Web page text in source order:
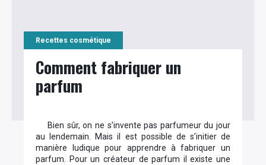
Recettes cosmétique
Comment fabriquer un
parfum
Bien sûr, on ne s’invente pas parfumeur du jour
au lendemain. Mais il est possible de s’initier de
manière ludique pour apprendre à fabriquer un
parfum. Pour un créateur de parfum il existe une